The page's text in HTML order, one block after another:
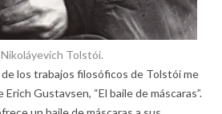
Tolstói.
los trabajos filosóficos de Tolstói me
Gustavsen, “El baile de máscaras”.